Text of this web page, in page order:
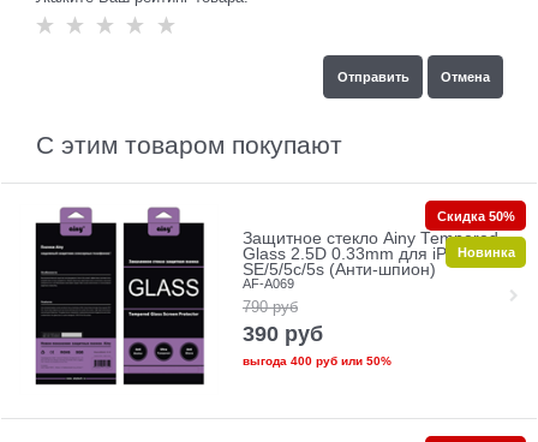
С этим товаром покупают
Защитное стекло Ainy Tempered
Glass 2.5D 0.33mm для iPhone
SE/5/5c/5s (Анти-шпион)
AF-A069
790 руб
390 руб
выгода 400 рубили 50%
Скидка 50%
Новинка